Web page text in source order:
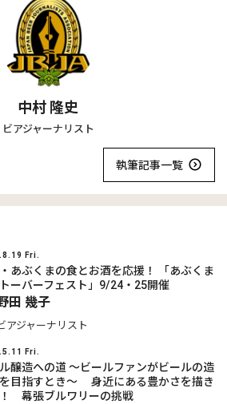
中村 隆史
ビアジャーナリスト
執筆記事一覧
Fri.
あぶくまの食とお酒を応援！ 「あぶくま
ーバーフェスト」9/24・25開催
田 幾子
アジャーナリスト
Fri.
醸造への道 〜ビールファンがビールの造
目指すとき〜 身近にある豊かさを描き
幕張ブルワリーの挑戦